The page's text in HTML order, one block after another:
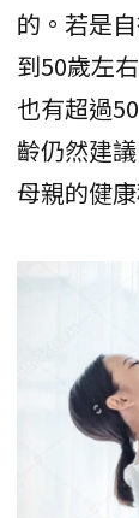
的。若是
到50歲左
也有超過
齡仍然建
母親的健康